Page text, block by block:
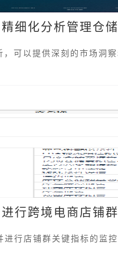
细化分析管理仓
可以提供深刻的市场洞
行跨境电商店铺
行店铺群关键指标的监